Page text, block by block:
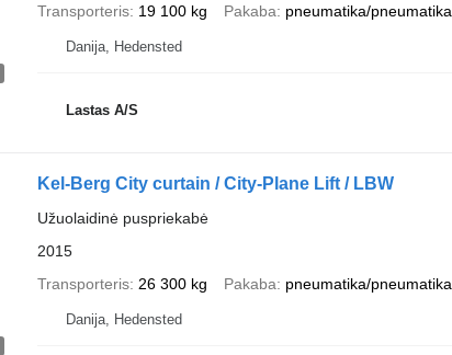
Transporteris 19 100 kg Pakaba pneumatika/pneumatika
Danija, Hedensted
Lastas A/S
Kel-Berg City curtain / City-Plane Lift / LBW
Užuolaidinė puspriekabė
2015
Transporteris 26 300 kg Pakaba pneumatika/pneumatika
Danija, Hedensted